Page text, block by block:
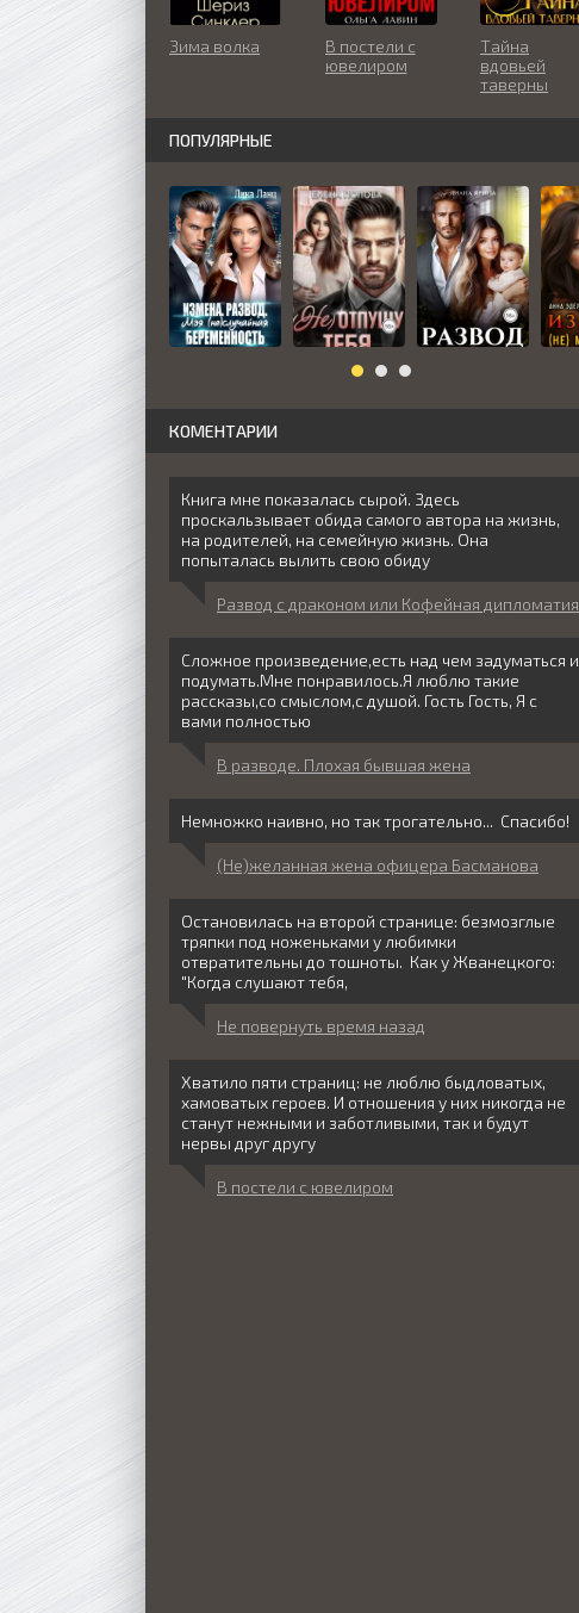
Зима волка
В постели с
ювелиром
Тайна
вдовьей
таверны
ПОПУЛЯРНЫЕ
КОМЕНТАРИИ
Книга мне показалась сырой. Здесь
проскальзывает обида самого автора на жизнь,
на родителей, на семейную жизнь. Она
попыталась вылить свою обиду
Развод с драконом или Кофейная дипломатия
Сложное произведение,есть над чем задуматься и
подумать.Мне понравилось.Я люблю такие
рассказы,со смыслом,с душой. Гость Гость, Я с
вами полностью
В разводе. Плохая бывшая жена
Немножко наивно, но так трогательно... Спасибо!
(Не)желанная жена офицера Басманова
Остановилась на второй странице: безмозглые
тряпки под ноженьками у любимки
отвратительны до тошноты. Как у Жванецкого:
"Когда слушают тебя,
Не повернуть время назад
Хватило пяти страниц: не люблю быдловатых,
хамоватых героев. И отношения у них никогда не
станут нежными и заботливыми, так и будут
нервы друг другу
В постели с ювелиром